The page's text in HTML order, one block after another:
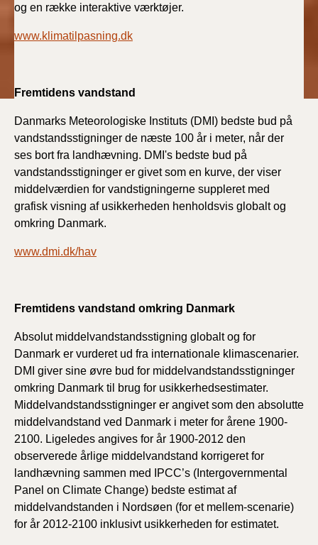
og en række interaktive værktøjer.
www.klimatilpasning.dk
Fremtidens vandstand
Danmarks Meteorologiske Instituts (DMI) bedste bud på
vandstandsstigninger de næste 100 år i meter, når der
ses bort fra landhævning. DMI's bedste bud på
vandstandsstigninger er givet som en kurve, der viser
middelværdien for vandstigningerne suppleret med
grafisk visning af usikkerheden henholdsvis globalt og
omkring Danmark.
www.dmi.dk/hav
Fremtidens vandstand omkring Danmark
Absolut middelvandstandsstigning globalt og for
Danmark er vurderet ud fra internationale klimascenarier.
DMI giver sine øvre bud for middelvandstandsstigninger
omkring Danmark til brug for usikkerhedsestimater.
Middelvandstandsstigninger er angivet som den absolutte
middelvandstand ved Danmark i meter for årene 1900-
2100. Ligeledes angives for år 1900-2012 den
observerede årlige middelvandstand korrigeret for
landhævning sammen med IPCC’s (Intergovernmental
Panel on Climate Change) bedste estimat af
middelvandstanden i Nordsøen (for et mellem-scenarie)
for år 2012-2100 inklusivt usikkerheden for estimatet.